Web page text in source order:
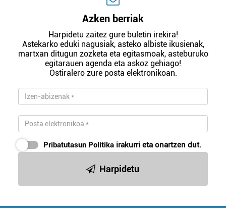
Azken berriak
Harpidetu zaitez gure buletin irekira!
Astekarko eduki nagusiak, asteko albiste ikusienak,
martxan ditugun zozketa eta egitasmoak, asteburuko
egitarauen agenda eta askoz gehiago!
Ostiralero zure posta elektronikoan.
Pribatutasun Politika irakurri eta onartzen dut.
Harpidetu